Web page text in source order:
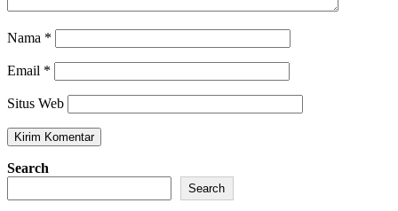
Nama *
Email *
Situs Web
Search
Search